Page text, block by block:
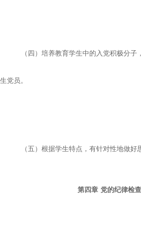
（四）培养教育学生中的入党积极分
生党员。
（五）根据学生特点，有针对性地做好
第四章 党的纪律检